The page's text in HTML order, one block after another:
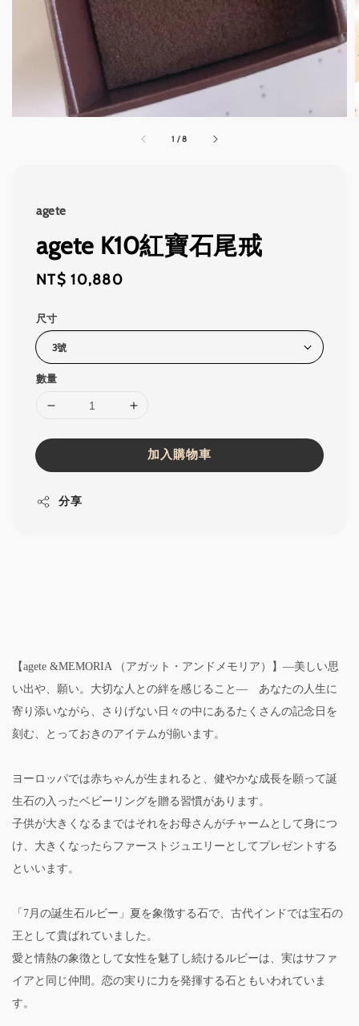
1 /8
agete
agete K10紅寶石尾戒
Regular
NT$ 10,880
尺寸
數量
加入購物車
分享
【agete &MEMORIA （アガット・アンドメモリア）】―美しい思
い出や、願い。大切な人との絆を感じること― あなたの人生に
寄り添いながら、さりげない日々の中にあるたくさんの記念日を
刻む、とっておきのアイテムが揃います。
ヨーロッパでは赤ちゃんが生まれると、健やかな成長を願って誕
生石の入ったベビーリングを贈る習慣があります。
子供が大きくなるまではそれをお母さんがチャームとして身につ
け、大きくなったらファーストジュエリーとしてプレゼントする
といいます。
「7月の誕生石ルビー」夏を象徴する石で、古代インドでは宝石の
王として貴ばれていました。
愛と情熱の象徴として女性を魅了し続けるルビーは、実はサファ
イアと同じ仲間。恋の実りに力を発揮する石ともいわれていま
す。